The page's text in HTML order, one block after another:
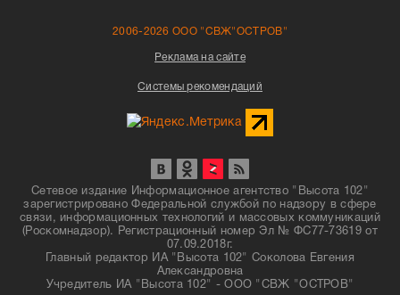
2006-2026 ООО "СВЖ"ОСТРОВ"
Реклама на сайте
Системы рекомендаций
Сетевое издание Информационное агентство "Высота 102"
зарегистрировано Федеральной службой по надзору в сфере
связи, информационных технологий и массовых коммуникаций
(Роскомнадзор). Регистрационный номер Эл № ФС77-73619 от
07.09.2018г.
Главный редактор ИА "Высота 102" Соколова Евгения
Александровна
Учредитель ИА "Высота 102" - ООО "СВЖ "ОСТРОВ"